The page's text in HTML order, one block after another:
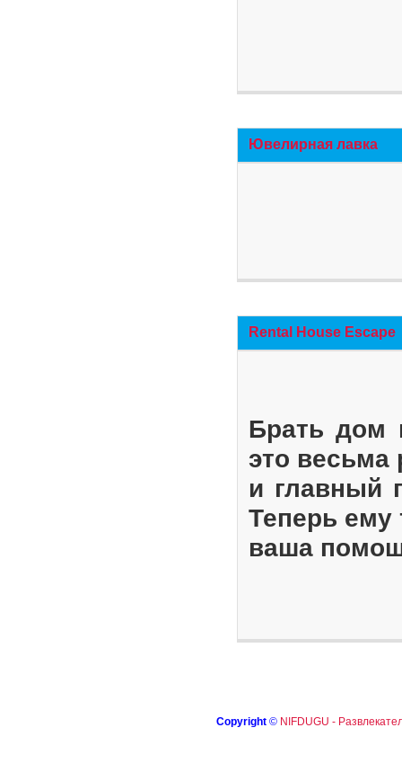
Ювелирная лавка
Rental House Escape
Брать дом
это весьма
и главный
Теперь ему
ваша
Copyright © NIFDUGU -